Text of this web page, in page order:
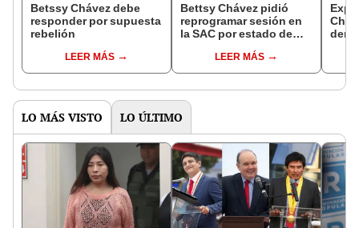
Betssy Chávez debe
responder por supuesta
rebelión
LEER MÁS
Bettsy Chávez pidió
reprogramar sesión en
la SAC por estado de
denuncia en su contra
LEER MÁS
LO MÁS VISTO LO ÚLTIMO